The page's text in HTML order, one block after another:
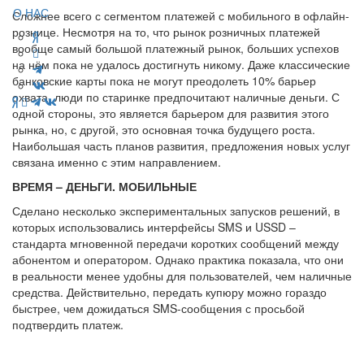
О НАС
Сложнее всего с сегментом платежей с мобильного в офлайн-
рознице. Несмотря на то, что рынок розничных платежей
вообще самый большой платежный рынок, больших успехов
на нём пока не удалось достигнуть никому. Даже классические
банковские карты пока не могут преодолеть 10% барьер
охвата, люди по старинке предпочитают наличные деньги. С
одной стороны, это является барьером для развития этого
рынка, но, с другой, это основная точка будущего роста.
Наибольшая часть планов развития, предложения новых услуг
связана именно с этим направлением.
ВРЕМЯ – ДЕНЬГИ. МОБИЛЬНЫЕ
Сделано несколько экспериментальных запусков решений, в
которых использовались интерфейсы SMS и USSD –
стандарта мгновенной передачи коротких сообщений между
абонентом и оператором. Однако практика показала, что они
в реальности менее удобны для пользователей, чем наличные
средства. Действительно, передать купюру можно гораздо
быстрее, чем дожидаться SMS-сообщения с просьбой
подтвердить платеж.